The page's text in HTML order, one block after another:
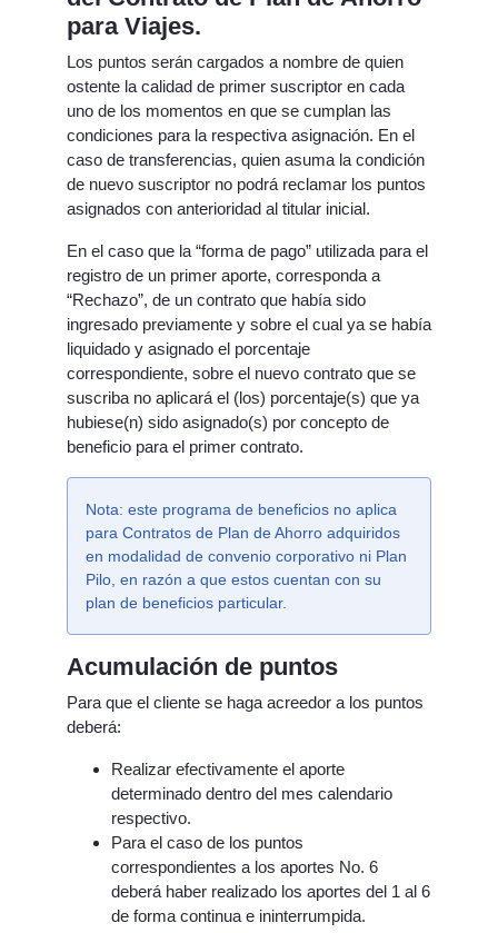
para Viajes.
Los puntos serán cargados a nombre de quien
ostente la calidad de primer suscriptor en cada
uno de los momentos en que se cumplan las
condiciones para la respectiva asignación. En el
caso de transferencias, quien asuma la condición
de nuevo suscriptor no podrá reclamar los puntos
asignados con anterioridad al titular inicial.
En el caso que la “forma de pago” utilizada para el
registro de un primer aporte, corresponda a
“Rechazo”, de un contrato que había sido
ingresado previamente y sobre el cual ya se había
liquidado y asignado el porcentaje
correspondiente, sobre el nuevo contrato que se
suscriba no aplicará el (los) porcentaje(s) que ya
hubiese(n) sido asignado(s) por concepto de
beneficio para el primer contrato.
Nota: este programa de beneficios no aplica
para Contratos de Plan de Ahorro adquiridos
en modalidad de convenio corporativo ni Plan
Pilo, en razón a que estos cuentan con su
plan de beneficios particular.
Acumulación de puntos
Para que el cliente se haga acreedor a los puntos
deberá:
Realizar efectivamente el aporte
determinado dentro del mes calendario
respectivo.
Para el caso de los puntos
correspondientes a los aportes No. 6
deberá haber realizado los aportes del 1 al 6
de forma continua e ininterrumpida.